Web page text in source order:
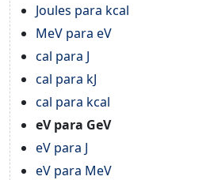
Joules para kcal
MeV para eV
cal para J
cal para kJ
cal para kcal
eV para GeV
eV para J
eV para MeV